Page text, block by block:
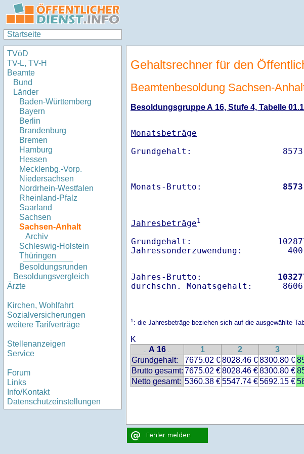
Startseite
TVöD
TV-L, TV-H
Beamte
Bund
Länder
Baden-Württemberg
Bayern
Berlin
Brandenburg
Bremen
Hamburg
Hessen
Mecklenbg.-Vorp.
Niedersachsen
Nordrhein-Westfalen
Rheinland-Pfalz
Saarland
Sachsen
Sachsen-Anhalt
Archiv
Schleswig-Holstein
Thüringen
Besoldungsrunden
Besoldungsvergleich
Ärzte
Kirchen, Wohlfahrt
Sozialversicherungen
weitere Tarifverträge
Stellenanzeigen
Service
Forum
Links
Info/Kontakt
Datenschutzeinstellungen
Gehaltsrechner für den
Beamtenbesoldung Sachsen-
Besoldungsgruppe A 16, Stufe 4, Tabelle
Monatsbeträge
Monats-Brutto:
Jahresbeträge1
Grundgehalt:
Jahres-Brutto:
1: die Jahresbeträge beziehen sich auf die ausgewählte
K
.. A 16 .. 1 2 3
Grundgehalt:
7675.02 €8028.46 €8300.80 €
Brutto gesamt: 7675.02 €8028.46 €8300.80 €
Netto gesamt: 5360.38 €5547.74 €5692.15 €